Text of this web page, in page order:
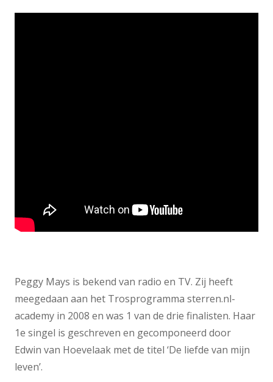
Peggy Mays is bekend van radio en TV. Zij heeft
meegedaan aan het Trosprogramma sterren.nl-
academy in 2008 en was 1 van de drie finalisten. Haar
1e singel is geschreven en gecomponeerd door
Edwin van Hoevelaak met de titel ‘De liefde van mijn
leven’.